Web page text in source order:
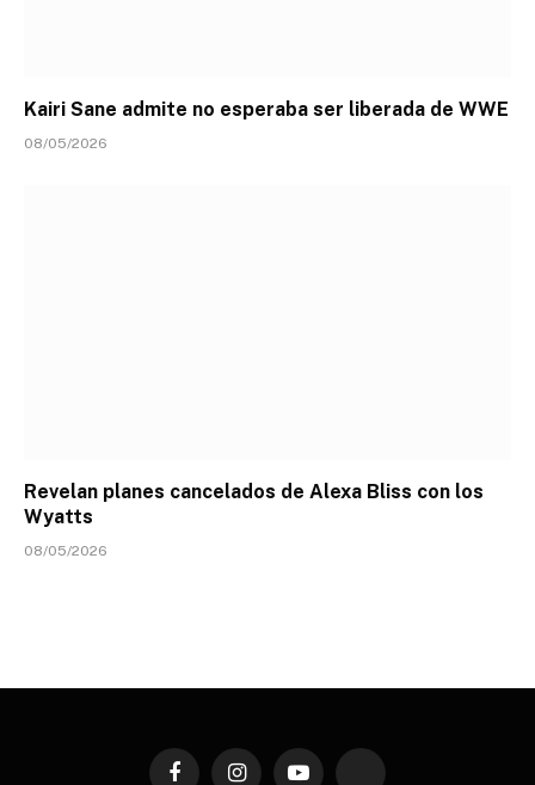
Kairi Sane admite no esperaba ser liberada de WWE
08/05/2026
Revelan planes cancelados de Alexa Bliss con los
Wyatts
08/05/2026